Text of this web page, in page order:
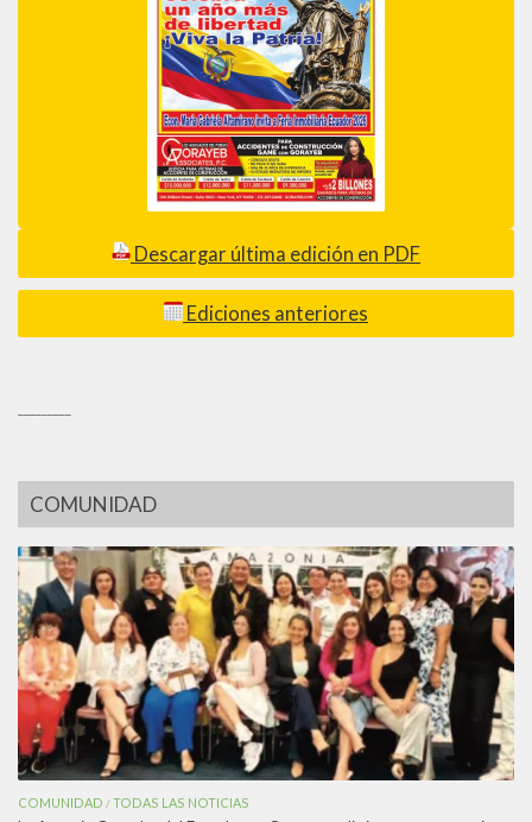
Descargar última edición en PDF
Ediciones anteriores
COMUNIDAD
COMUNIDAD /TODAS LAS NOTICIAS